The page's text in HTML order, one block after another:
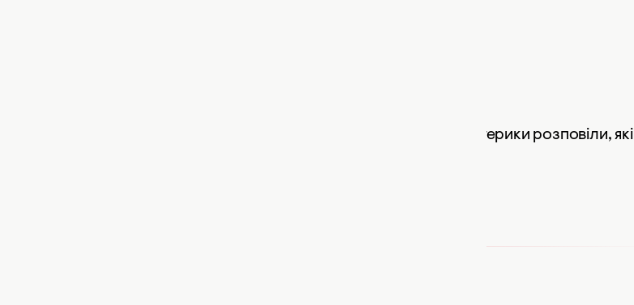
Раніше ми писали, хто скоро почне життя з нуля. Езотерики розповіли, які